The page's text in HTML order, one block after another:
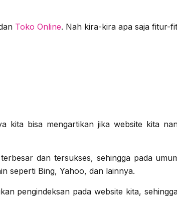
Toko Online. Nah kira-kira apa saja fitur-
kita bisa mengartikan jika website kita
dan tersukses, sehingga pada
seperti Bing, Yahoo, dan lainnya.
pengindeksan pada website kita,